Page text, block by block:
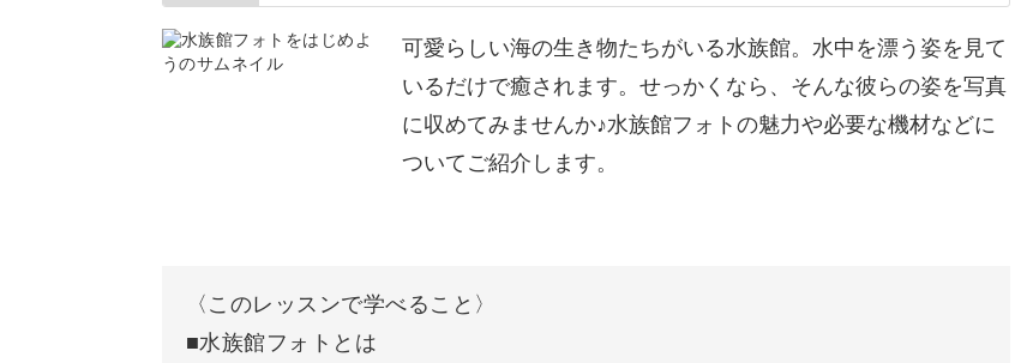
初心者さんでもすぐに実践ができる構図から、上級者テクまで見逃せないポイントが満
撮影した写真をご紹介しながらカメラの設定やどの構図を使ったかをご説明します。
可愛らしい海の生き物たちがいる水族館。水中を漂う姿を見て
いるだけで癒されます。せっかくなら、そんな彼らの姿を写真
に収めてみませんか♪水族館フォトの魅力や必要な機材などに
ついてご紹介します。
〈このレッスンで学べること〉
■水族館フォトとは